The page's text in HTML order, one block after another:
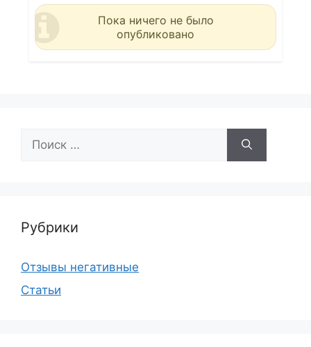
Пока ничего не было
опубликовано
Рубрики
Отзывы негативные
Статьи